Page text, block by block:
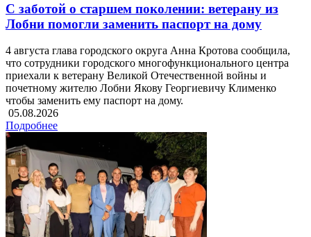
С заботой о старшем поколении: ветерану из
Лобни помогли заменить паспорт на дому
4 августа глава городского округа Анна Кротова сообщила,
что сотрудники городского многофункционального центра
приехали к ветерану Великой Отечественной войны и
почетному жителю Лобни Якову Георгиевичу Клименко
чтобы заменить ему паспорт на дому.
05.08.2026
Подробнее